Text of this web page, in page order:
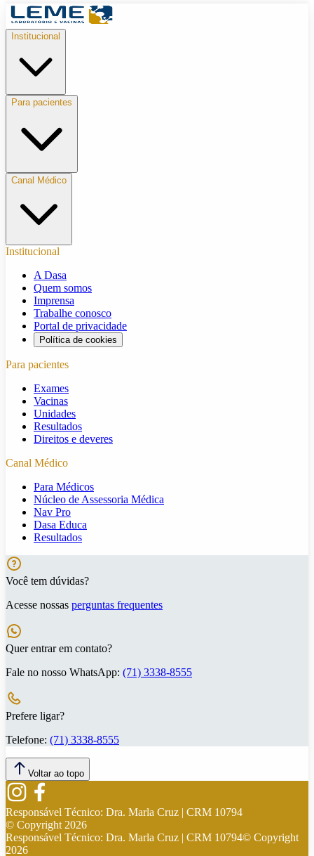
Institucional
Para pacientes
Canal Médico
Institucional
A Dasa
Quem somos
Imprensa
Trabalhe conosco
Portal de privacidade
Política de cookies
Para pacientes
Exames
Vacinas
Unidades
Resultados
Direitos e deveres
Canal Médico
Para Médicos
Núcleo de Assessoria Médica
Nav Pro
Dasa Educa
Resultados
Você tem dúvidas?
Acesse nossas perguntas frequentes
Quer entrar em contato?
Fale no nosso WhatsApp: (71) 3338-8555
Prefere ligar?
Telefone: (71) 3338-8555
Voltar ao topo
Responsável Técnico: Dra. Marla Cruz | CRM 10794
© Copyright 2026
Responsável Técnico: Dra. Marla Cruz | CRM 10794© Copyright
2026